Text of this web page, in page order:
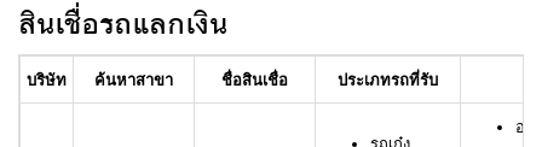
สินเชื่อรถแลกเงิน
บริษัท ค้นหาสาขา ชื่อสินเชื่อ ประเภทรถที่รับ
อา